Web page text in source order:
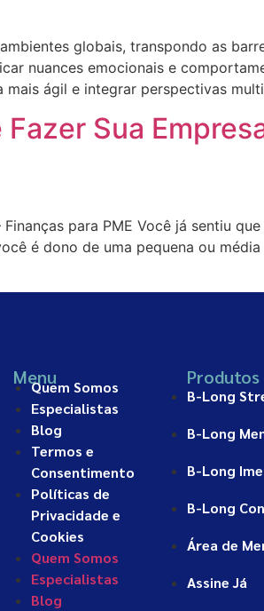
globais, transpondo as
nuances emocionais e
ágil e integrar perspectivas
Sua
para PME Você já sentiu
é dono de uma pequena ou
Menu
Quem Somos
Especialistas
Blog
Termos e
Consentimento
Políticas de
Privacidade e
Cookies
Quem Somos
Especialistas
Blog
Produtos
B-Long
B-Long
B-Long
B-Long
Área de
Assine Já